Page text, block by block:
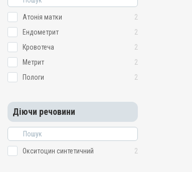
Атонія матки
2
Ендометрит
2
Кровотеча
2
Метрит
2
Пологи
2
Діючи речовини
Окситоцин синтетичний 2